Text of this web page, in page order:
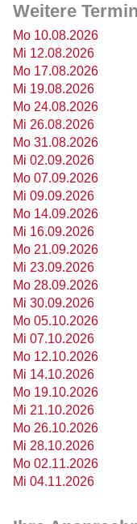
Weitere
Mo 10.08.2026
Mi 12.08.2026
Mo 17.08.2026
Mi 19.08.2026
Mo 24.08.2026
Mi 26.08.2026
Mo 31.08.2026
Mi 02.09.2026
Mo 07.09.2026
Mi 09.09.2026
Mo 14.09.2026
Mi 16.09.2026
Mo 21.09.2026
Mi 23.09.2026
Mo 28.09.2026
Mi 30.09.2026
Mo 05.10.2026
Mi 07.10.2026
Mo 12.10.2026
Mi 14.10.2026
Mo 19.10.2026
Mi 21.10.2026
Mo 26.10.2026
Mi 28.10.2026
Mo 02.11.2026
Mi 04.11.2026